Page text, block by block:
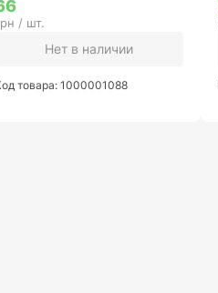
/ шт.
Нет в наличии
товара: 1000001088